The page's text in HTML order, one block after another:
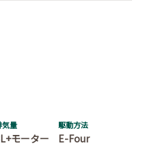
気量
モーター
駆動方法
E-Four